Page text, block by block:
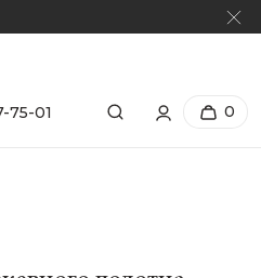
75-01 0